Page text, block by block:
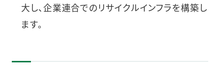
大し、企業連合でのリサイクルインフラを構築し
ます。